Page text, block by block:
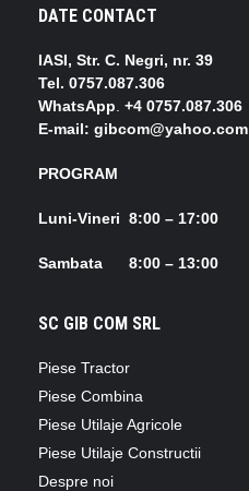
DATE CONTACT
IASI, Str. C. Negri, nr. 39
Tel. 0757.087.306
WhatsApp +4 0757.087.306
E-mail: gibcom@yahoo.com
PROGRAM
Luni-Vineri 8:00 – 17:00
Sambata 8:00 – 13:00
SC GIB COM SRL
Piese Tractor
Piese Combina
Piese Utilaje Agricole
Piese Utilaje Constructii
Despre noi